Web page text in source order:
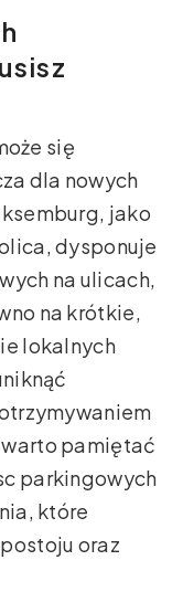
się
dla nowych
jako
dysponuje
na ulicach,
na krótkie,
lokalnych
pamiętać
parkingowych
które
oraz